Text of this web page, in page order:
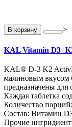
В корзину >
KAL Vitamin
KAL® D-3 K2
малиновым вкусом
предназначены для
Каждая таблетка
Количество
Состав: Витамин
Прочие